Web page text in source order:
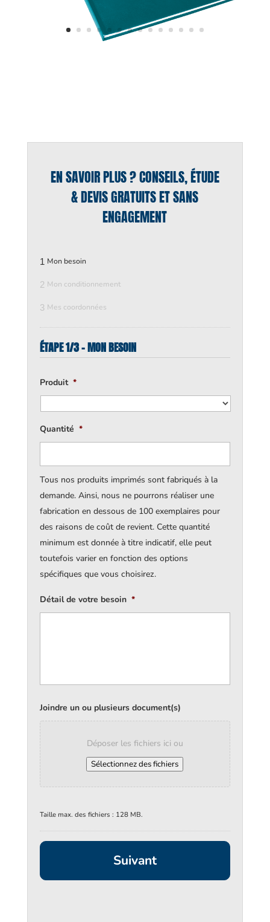
EN SAVOIR PLUS ? CONSEILS, ÉTUDE
& DEVIS GRATUITS ET SANS
ENGAGEMENT
1 Mon besoin
2 Mon conditionnement
3 Mes coordonnées
ÉTAPE 1/3 - MON BESOIN
Produit *
Quantité *
Tous nos produits imprimés sont fabriqués à la
demande. Ainsi, nous ne pourrons réaliser une
fabrication en dessous de 100 exemplaires pour
des raisons de coût de revient. Cette quantité
minimum est donnée à titre indicatif, elle peut
toutefois varier en fonction des options
spécifiques que vous choisirez.
Détail de votre besoin *
Joindre un ou plusieurs document(s)
Déposer les fichiers ici ou
Sélectionnez des fichiers
Taille max. des fichiers : 128 MB.